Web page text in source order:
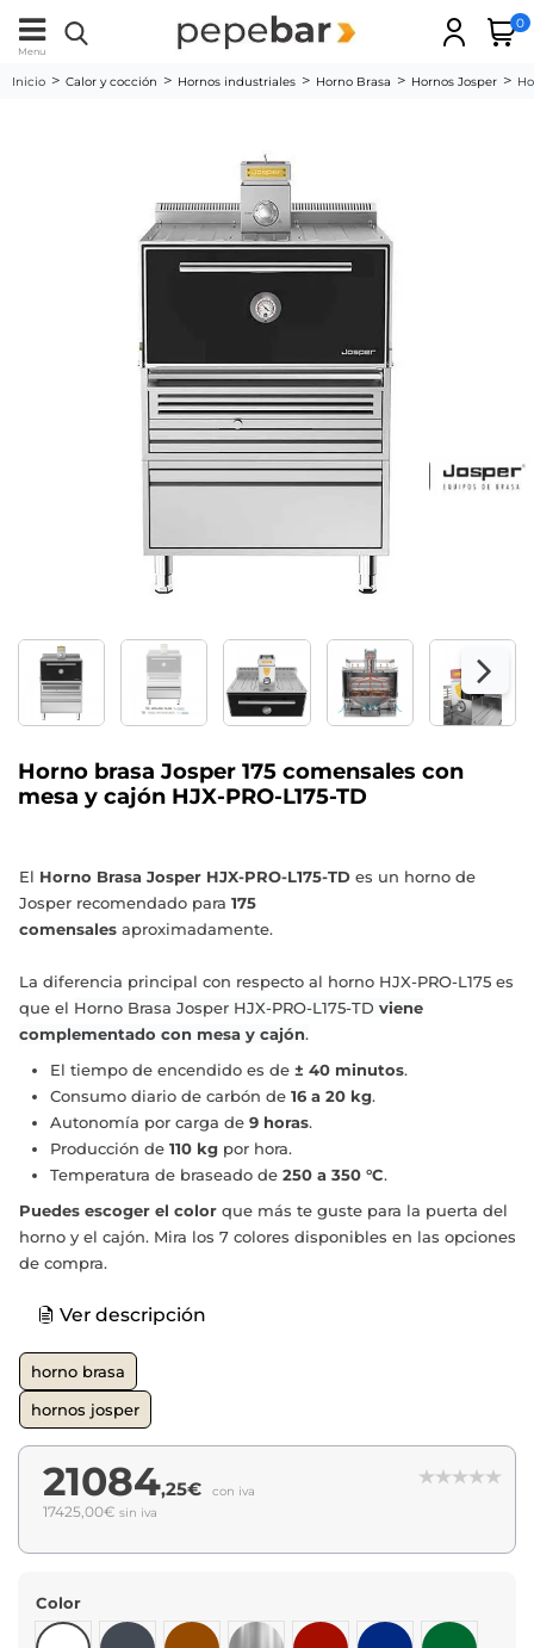
Menu
0
Inicio Calor y cocción Hornos industriales Horno Brasa Hornos Josper
Horno brasa Josper 175 comensales con
mesa y cajón HJX-PRO-L175-TD
El Horno Brasa Josper HJX-PRO-L175-TD es un horno de
Josper recomendado para 175
comensales aproximadamente.
La diferencia principal con respecto al horno HJX-PRO-L175 es
que el Horno Brasa Josper HJX-PRO-L175-TD viene
complementado con mesa y cajón.
El tiempo de encendido es de ± 40 minutos.
Consumo diario de carbón de 16 a 20 kg.
Autonomía por carga de 9 horas.
Producción de 110 kg por hora.
Temperatura de braseado de 250 a 350 °C.
Puedes escoger el color que más te guste para la puerta del
horno y el cajón. Mira los 7 colores disponibles en las opciones
de compra.
Ver descripción
horno brasa
hornos josper
21084,25€ con iva
17425,00€ sin iva
Color
Blanco
Negro Marrón Inox Burdeos Azul Verde